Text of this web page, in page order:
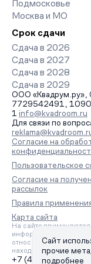
Подмосковье
Москва и МО
Срок сдачи
Сдача в 2026
Сдача в 2027
Сдача в 2028
Сдача в 2029
ООО
7729542491,
1 info@kvadroom.ru
Для связи по
Согласие на
Пользовательское
Согласие на
рассылок
Правила
Карта сайта
На сайте применяются
информации на
относящихся к
находящихся на
+7 (495) 157-88-80
Сайт
прочие
подробнее